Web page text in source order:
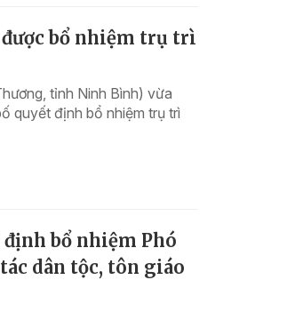
bổ nhiệm trụ trì
tỉnh Ninh Bình) vừa
quyết định bổ nhiệm trụ trì
bổ nhiệm Phó
dân tộc, tôn giáo